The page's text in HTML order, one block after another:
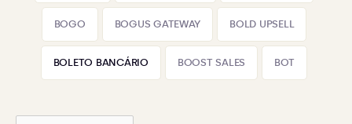
BOGO BOGUS GATEWAY BOLD UPSELL
BOLETO BANCÁRIO BOOST SALES BOT